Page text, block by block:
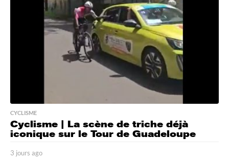
o
CYCLISME
Cyclisme | La scène de triche déjà
iconique sur le Tour de Guadeloupe
3 jours ago